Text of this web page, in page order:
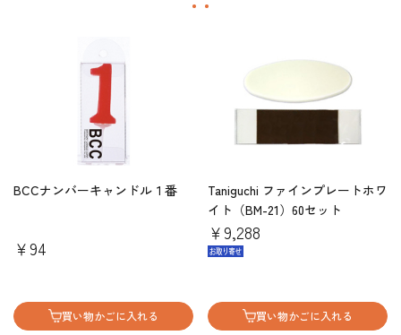
BCCナンバーキャンドル１番
￥94
買い物かごに入れる
Taniguchi ファインプレートホワ
イト（BM-21）60セット
￥9,288
買い物かごに入れる